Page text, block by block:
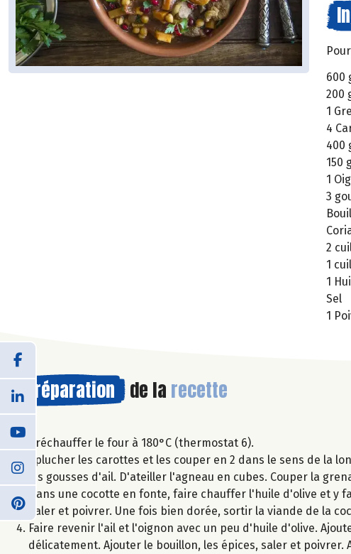
600
200
1
4
400
150
1
3
2
1
1
Sel
1
Préparation de la recette
Préchauffer le four à 180°C (thermostat 6).
Eplucher les carottes et les couper en 2 dans le sens de la
les gousses d'ail. D'ateiller l'agneau en cubes. Couper la
Dans une cocotte en fonte, faire chauffer l'huile d'olive et y
Saler et poivrer. Une fois bien dorée, sortir la viande de la
Faire revenir l'ail et l'oignon avec un peu d'huile d'olive.
délicatement. Ajouter le bouillon, les épices, saler et